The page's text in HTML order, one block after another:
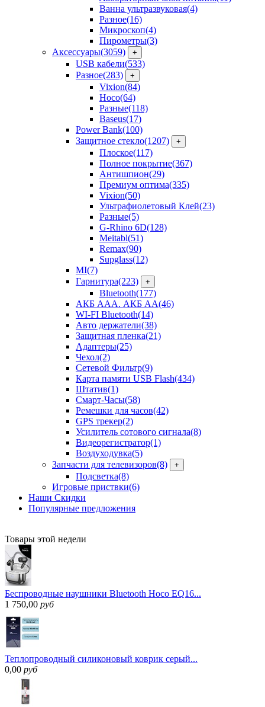
Ванна ультразвуковая(4)
Разное(16)
Микроскоп(4)
Пирометры(3)
Аксессуары(3059) +
USB кабели(533)
Разное(283) +
Vixion(84)
Hoco(64)
Разные(118)
Baseus(17)
Power Bank(100)
Защитное стекло(1207) +
Плоское(117)
Полное покрытие(367)
Антишпион(29)
Премиум оптима(335)
Vixion(50)
Ультрафиолетовый Клей(23)
Разные(5)
G-Rhino 6D(128)
Meitabl(51)
Remax(90)
Supglass(12)
MI(7)
Гарнитура(223) +
Bluetooth(177)
АКБ ААА. АКБ АА(46)
WI-FI Bluetooth(14)
Авто держатели(38)
Защитная пленка(21)
Адаптеры(25)
Чехол(2)
Сетевой Фильтр(9)
Карта памяти USB Flash(434)
Штатив(1)
Смарт-Часы(58)
Ремешки для часов(42)
GPS трекер(2)
Усилитель сотового сигнала(8)
Видеорегистратор(1)
Воздуходувка(5)
Запчасти для телевизоров(8) +
Подсветка(8)
Игровые приствки(6)
Наши Скидки
Популярные предложения
Товары этой недели
Беспроводные наушники Bluetooth Hoco EQ16...
1 750,00 руб
Теплопроводный силиконовый коврик серый...
0,00 руб